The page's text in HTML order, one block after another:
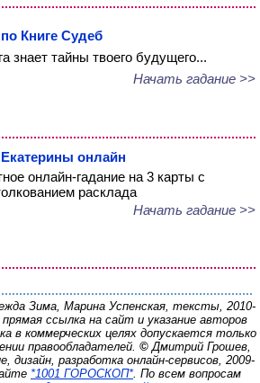
Книге Судеб
знает тайны твоего будущего...
Начать гадание >>
онлайн
онлайн-гадание на 3 карты с
расклада
Начать гадание >>
Зима, Марина Успенская, тексты, 2010-
ссылка на сайт и указание авторов
в коммерческих целях допускается только
правообладателей. © Дмитрий Грошев,
дизайн, разработка онлайн-сервисов, 2009-
*1001 ГОРОСКОП*. По всем вопросам